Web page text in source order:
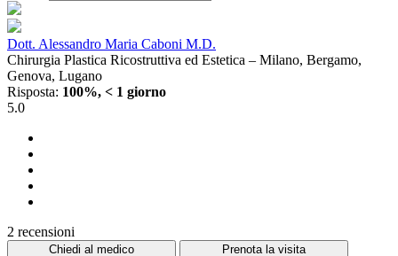
Dott. Alessandro Maria Caboni M.D.
Chirurgia Plastica Ricostruttiva ed Estetica – Milano, Bergamo,
Genova, Lugano
Risposta: 100%, < 1 giorno
5.0
2 recensioni
Chiedi al medico
Prenota la visita